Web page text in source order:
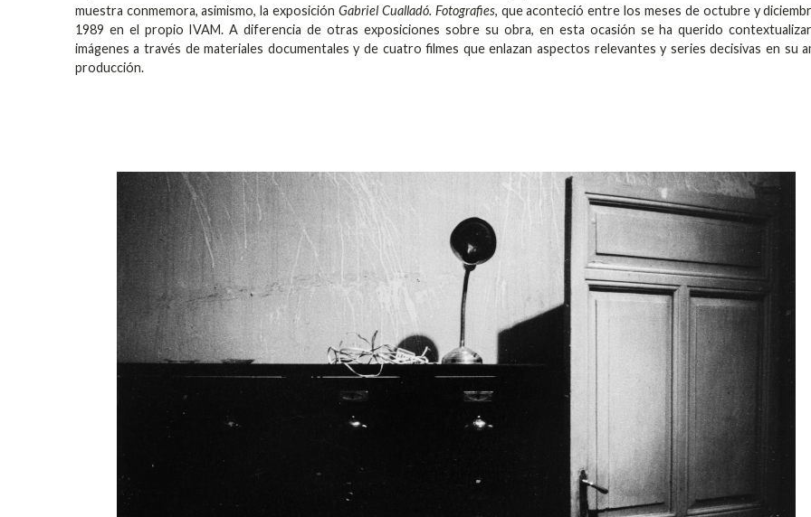
muestra conmemora, asimismo, la exposiciónGabriel Cualladó. Fotografies, que aconteció entre los meses de octubre y
1989 en el propio IVAM. A diferencia de otras exposiciones sobre su obra, en esta ocasión se ha querido
imágenes a través de materiales documentales y de cuatro filmes que enlazan aspectos relevantes y series decisivas en su
producción.